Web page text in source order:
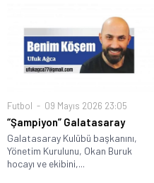
Futbol 09 Mayıs 2026 23:05
“Şampiyon” Galatasaray
Galatasaray Kulübü başkanını,
Yönetim Kurulunu, Okan Buruk
hocayı ve ekibini,...